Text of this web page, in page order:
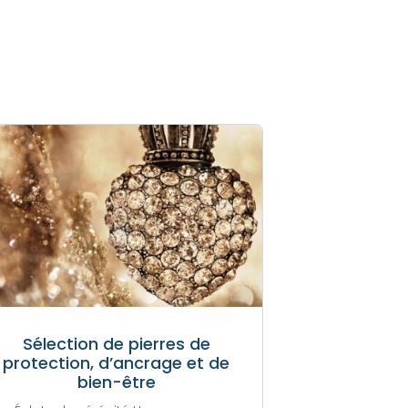
Sélection de pierres de
protection, d’ancrage et de
bien-être